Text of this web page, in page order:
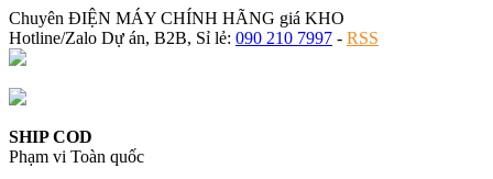
Chuyên ĐIỆN MÁY CHÍNH HÃNG giá KHO
Hotline/Zalo Dự án, B2B, Sỉ lẻ: 090 210 7997 - RSS
SHIP COD
Phạm vi Toàn quốc